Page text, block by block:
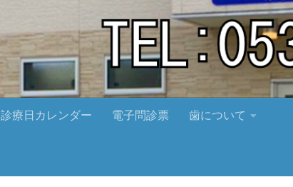
診療日カレンダー 電子問診票 歯について